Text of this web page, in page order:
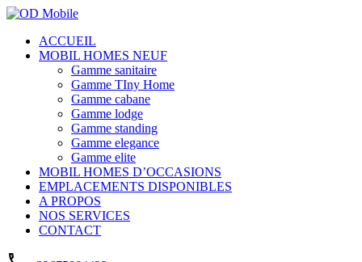
ACCUEIL
MOBIL HOMES NEUF
Gamme sanitaire
Gamme TIny Home
Gamme cabane
Gamme lodge
Gamme standing
Gamme elegance
Gamme elite
MOBIL HOMES D’OCCASIONS
EMPLACEMENTS DISPONIBLES
A PROPOS
NOS SERVICES
CONTACT